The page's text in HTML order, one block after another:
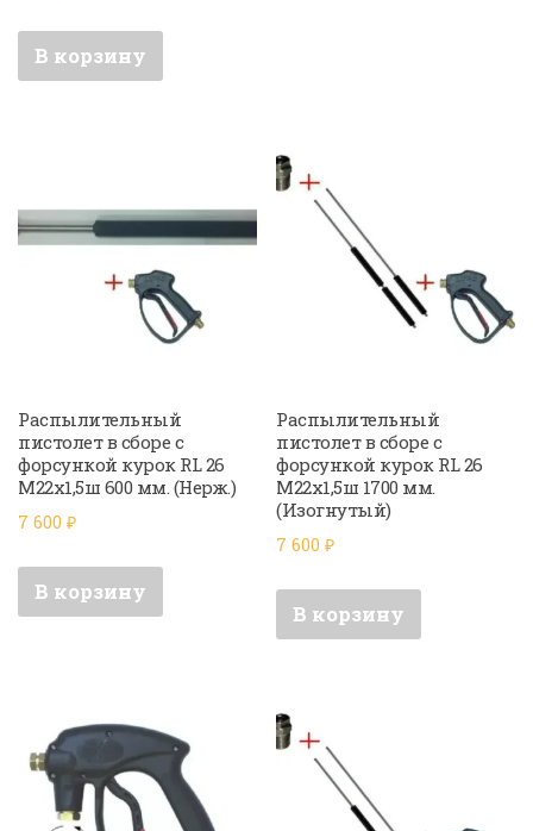
В корзину
Распылительный
пистолет в сборе с
форсункой курок RL 26
М22х1,5ш 600 мм. (Нерж.)
7 600 ₽
В корзину
Распылительный
пистолет в сборе с
форсункой курок RL 26
М22х1,5ш 1700 мм.
(Изогнутый)
7 600₽
В корзину